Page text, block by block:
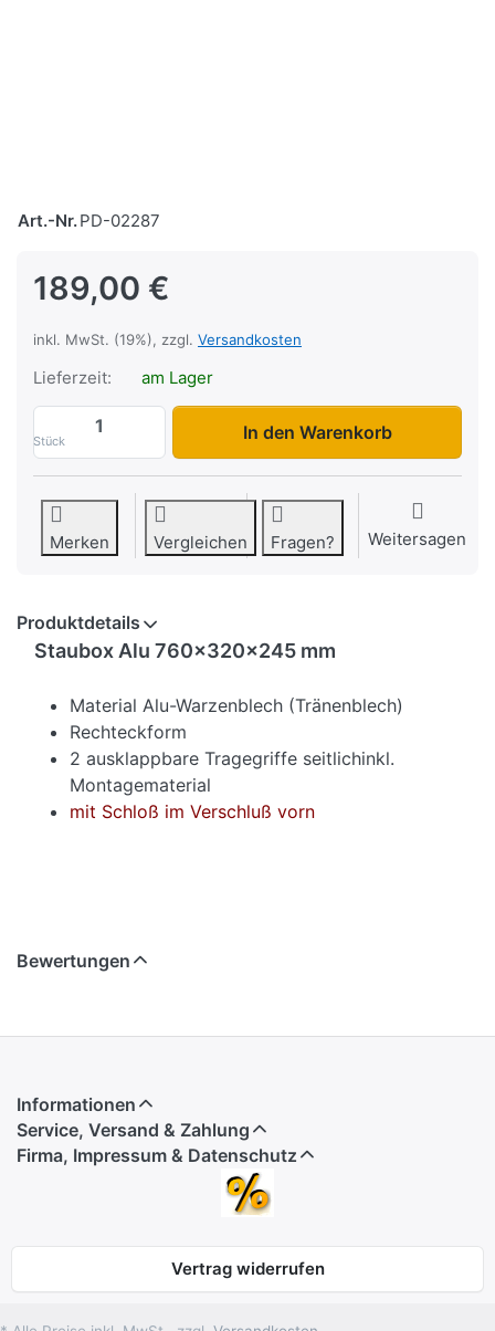
Art.-Nr.PD-02287
189,00 €
inkl. MwSt. (19%), zzgl. Versandkosten
Lieferzeit: am Lager
Stück
Staubox Alu 760x320x245 mm zu
In den Warenkorb
Merken Vergleichen Fragen? Weitersagen
Produktdetails
Staubox Alu 760x320x245 mm
Material Alu-Warzenblech (Tränenblech)
Rechteckform
2 ausklappbare Tragegriffe seitlichinkl.
Montagematerial
mit Schloß im Verschluß vorn
Bewertungen
Informationen
Service, Versand & Zahlung
Firma, Impressum & Datenschutz
Vertrag widerrufen